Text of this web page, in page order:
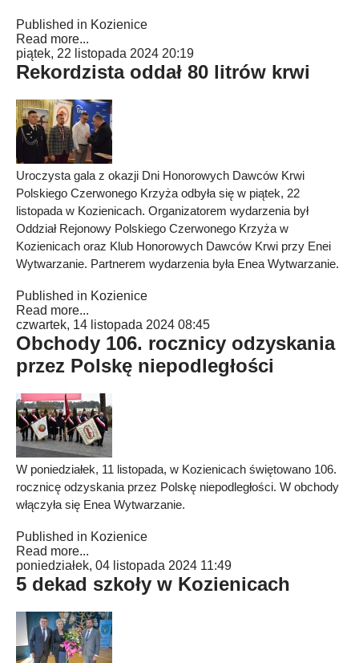
Published in Kozienice
Read more...
piątek, 22 listopada 2024 20:19
Rekordzista oddał 80 litrów krwi
Uroczysta gala z okazji Dni Honorowych Dawców Krwi
Polskiego Czerwonego Krzyża odbyła się w piątek, 22
listopada w Kozienicach. Organizatorem wydarzenia był
Oddział Rejonowy Polskiego Czerwonego Krzyża w
Kozienicach oraz Klub Honorowych Dawców Krwi przy Enei
Wytwarzanie. Partnerem wydarzenia była Enea Wytwarzanie.
Published in Kozienice
Read more...
czwartek, 14 listopada 2024 08:45
Obchody 106. rocznicy odzyskania
przez Polskę niepodległości
W poniedziałek, 11 listopada, w Kozienicach świętowano 106.
rocznicę odzyskania przez Polskę niepodległości. W obchody
włączyła się Enea Wytwarzanie.
Published in Kozienice
Read more...
poniedziałek, 04 listopada 2024 11:49
5 dekad szkoły w Kozienicach